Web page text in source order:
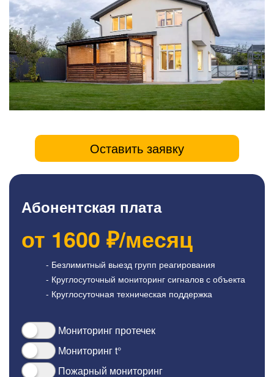
Оставить заявку
Абонентская плата
от 1600 ₽/месяц
- Безлимитный выезд групп реагирования
- Круглосуточный мониторинг сигналов с объекта
- Круглосуточная техническая поддержка
Мониторинг протечек
Мониторинг t°
Пожарный мониторинг